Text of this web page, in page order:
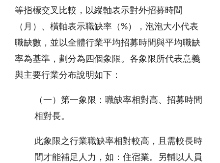
等指標交叉比較，以縱軸表示對外招募時間
（月）、橫軸表示職缺率（%），泡泡大小代表
職缺數，並以全體行業平均招募時間與平均職缺
率為基準，劃分為四個象限。各象限所代表意義
與主要行業分布說明如下：
（一）第一象限：職缺率相對高、招募時間
相對長。
此象限之行業職缺率相對較高，且需較長時
間才能補足人力，如：住宿業。另輔以人員